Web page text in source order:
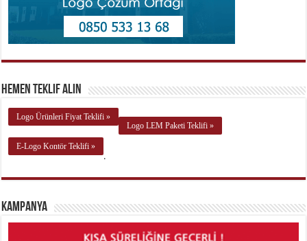
Hemen Teklif Alın
Logo Ürünleri Fiyat Teklifi »
Logo LEM Paketi Teklifi »
E-Logo Kontör Teklifi »
.
Kampanya